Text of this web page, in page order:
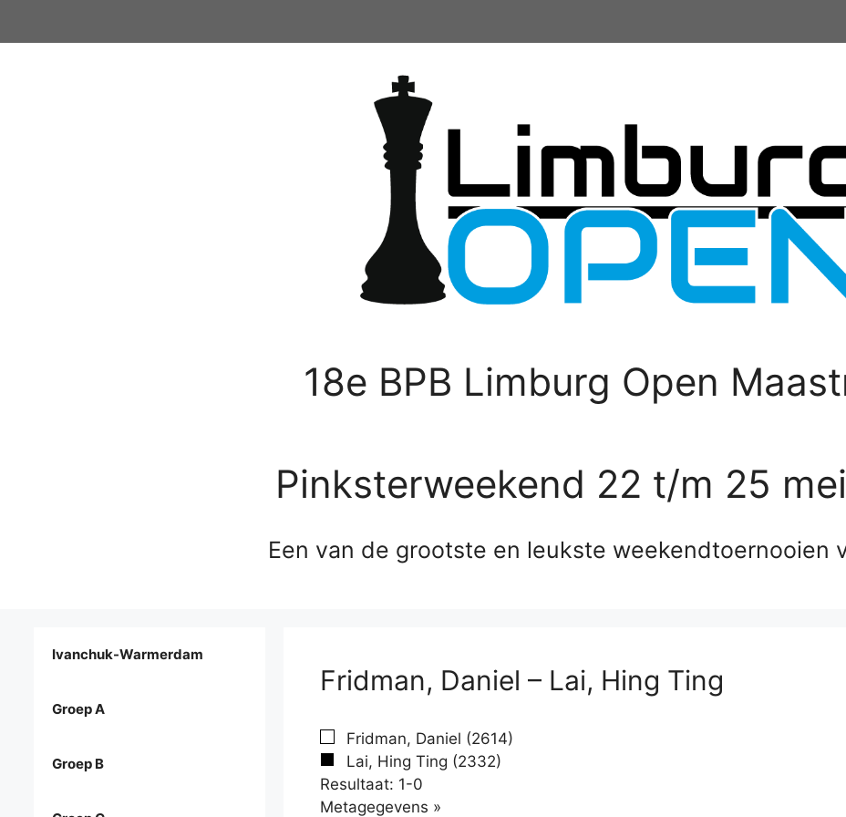
18e BPB Limburg Open
Pinksterweekend 22 t/m 25
Een van de grootste en leukste weekendtoernooien
Fridman, Daniel – Lai, Hing Ting
Fridman, Daniel (2614)
Lai, Hing Ting (2332)
Resultaat: 1-0
Metagegevens »
Ivanchuk-Warmerdam
Groep A
Groep B